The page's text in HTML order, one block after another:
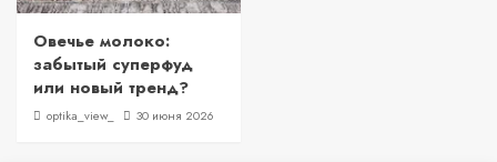
Овечье молоко:
забытый суперфуд
или новый тренд?
optika_view_ 30 июня 2026